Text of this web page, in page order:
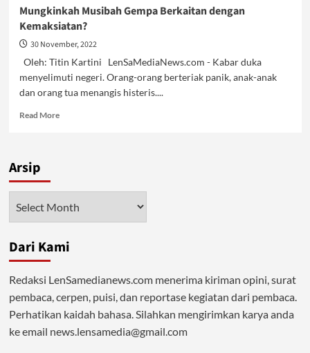
Mungkinkah Musibah Gempa Berkaitan dengan
Kemaksiatan?
30 November, 2022
Oleh: Titin Kartini LenSaMediaNews.com - Kabar duka
menyelimuti negeri. Orang-orang berteriak panik, anak-anak
dan orang tua menangis histeris....
Read MoreRead
Berkaitan
dengan
Arsip
Dari Kami
Redaksi LenSamedianews.com menerima kiriman opini, surat
pembaca, cerpen, puisi, dan reportase kegiatan dari pembaca.
Perhatikan kaidah bahasa. Silahkan mengirimkan karya anda
ke email news.lensamedia@gmail.com